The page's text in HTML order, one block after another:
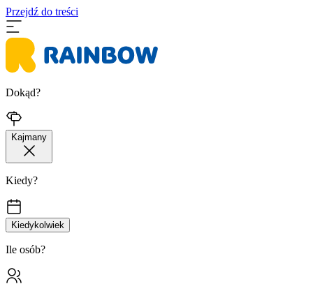
Przejdź do treści
Dokąd?
Kajmany
Kiedy?
Kiedykolwiek
Ile osób?